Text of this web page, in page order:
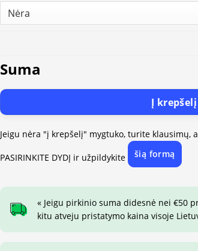
Suma
Į krepšelį
Jeigu nėra "į krepšelį" mygtuko, turite
PASIRINKITE DYDĮ ir užpildykite šią formą
« Jeigu pirkinio suma didesnė nei €50
kitu atveju pristatymo kaina visoje